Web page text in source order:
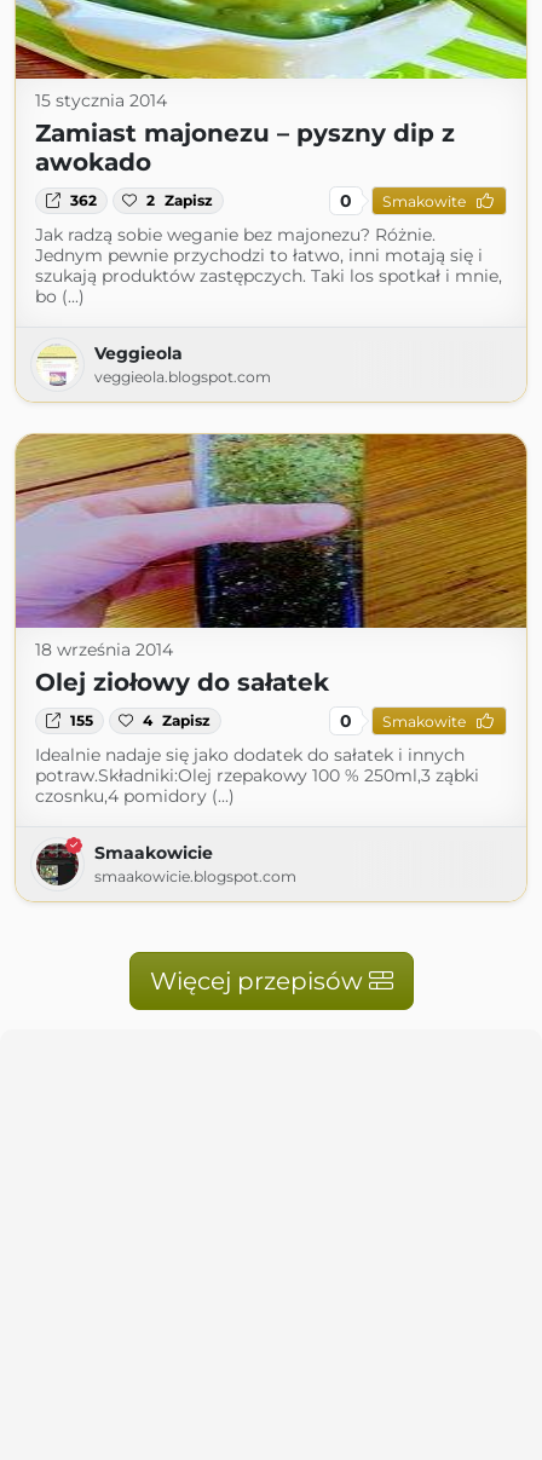
15 stycznia 2014
Zamiast majonezu – pyszny dip z
awokado
362 2 Zapisz 0 Smakowite
Jak radzą sobie weganie bez majonezu? Różnie.
Jednym pewnie przychodzi to łatwo, inni motają się i
szukają produktów zastępczych. Taki los spotkał i mnie,
bo (...)
Veggieola
veggieola.blogspot.com
18 września 2014
Olej ziołowy do sałatek
155 4 Zapisz 0 Smakowite
Idealnie nadaje się jako dodatek do sałatek i innych
potraw.Składniki:Olej rzepakowy 100 % 250ml,3 ząbki
czosnku,4 pomidory (...)
Smaakowicie
smaakowicie.blogspot.com
Więcej przepisów